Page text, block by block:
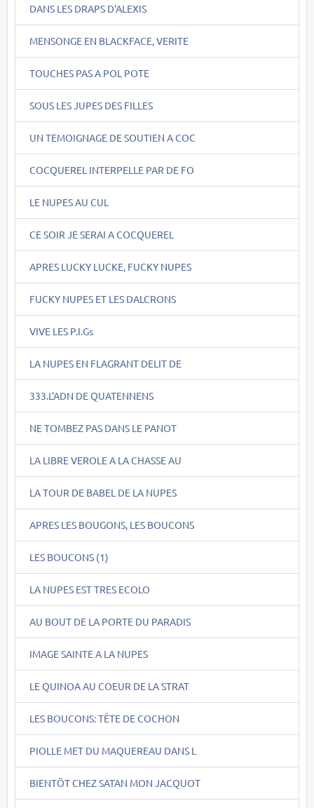
DANS LES DRAPS D'ALEXIS
MENSONGE EN BLACKFACE, VERITE
TOUCHES PAS A POL POTE
SOUS LES JUPES DES FILLES
UN TEMOIGNAGE DE SOUTIEN A COC
COCQUEREL INTERPELLE PAR DE FO
LE NUPES AU CUL
CE SOIR JE SERAI A COCQUEREL
APRES LUCKY LUCKE, FUCKY NUPES
FUCKY NUPES ET LES DALCRONS
VIVE LES P.I.Gs
LA NUPES EN FLAGRANT DELIT DE
333.L'ADN DE QUATENNENS
NE TOMBEZ PAS DANS LE PANOT
LA LIBRE VEROLE A LA CHASSE AU
LA TOUR DE BABEL DE LA NUPES
APRES LES BOUGONS, LES BOUCONS
LES BOUCONS (1)
LA NUPES EST TRES ECOLO
AU BOUT DE LA PORTE DU PARADIS
IMAGE SAINTE A LA NUPES
LE QUINOA AU COEUR DE LA STRAT
LES BOUCONS: TÊTE DE COCHON
PIOLLE MET DU MAQUEREAU DANS L
BIENTÖT CHEZ SATAN MON JACQUOT